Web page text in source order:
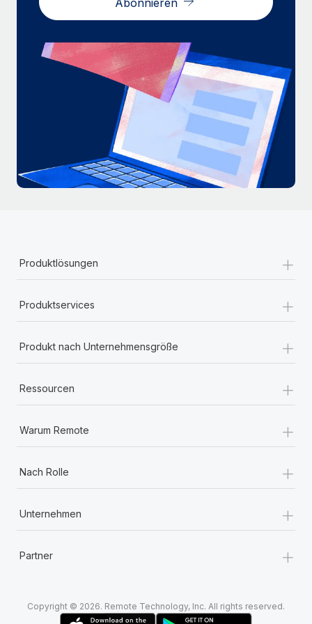
Mehr erfahren
Produktlösungen +
Produktservices +
Produkt nach Unternehmensgröße +
Ressourcen +
Warum Remote +
Nach Rolle +
Unternehmen +
Partner +
Copyright © 2026. Remote Technology, Inc. All rights reserved.